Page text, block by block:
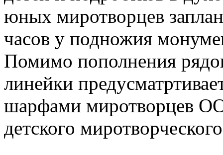
юных миротворцев
часов у подножия
Помимо пополнения
линейки
шарфами миротворцев
детского